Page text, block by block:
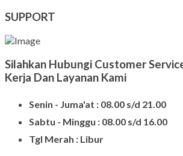
SUPPORT
Silahkan Hubungi Customer
Kerja Dan Layanan Kami
Senin - Juma'at : 08.00 s/d 21.00
Sabtu - Minggu : 08.00 s/d 16.00
Tgl Merah : Libur